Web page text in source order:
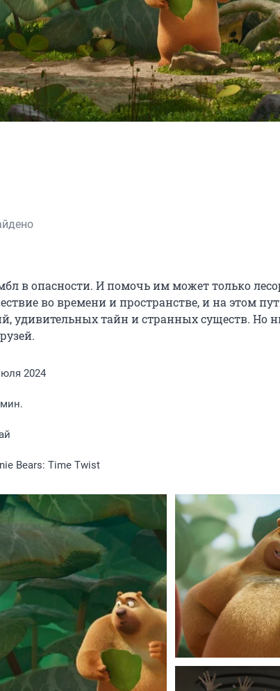
в опасности. И помочь им может только
во времени и пространстве, и на этом
удивительных тайн и странных существ. Но
2024
Bears: Time Twist